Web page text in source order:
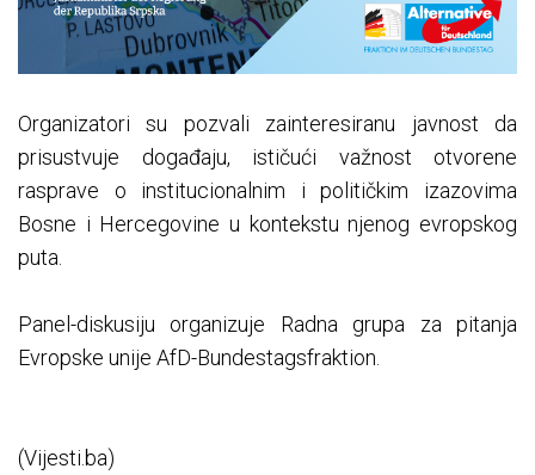
Organizatori su pozvali zainteresiranu javnost da
prisustvuje događaju, ističući važnost otvorene
rasprave o institucionalnim i političkim izazovima
Bosne i Hercegovine u kontekstu njenog evropskog
puta.
Panel-diskusiju organizuje Radna grupa za pitanja
Evropske unije AfD-Bundestagsfraktion.
(Vijesti.ba)